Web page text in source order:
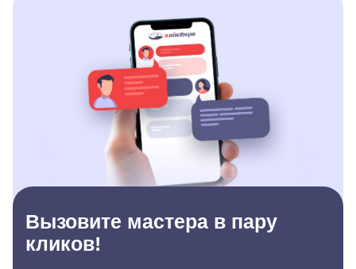
Вызовите мастера в пару
кликов!